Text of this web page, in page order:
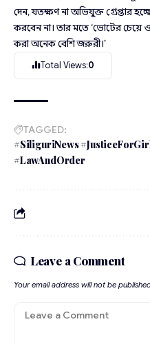
দেন, যতক্ষণ না অভিযুক্ত গ্রেপ্তার
করবেন না। তার মতে ‘ভোটের চেয়ে
করা অনেক বেশি জরুরী।’
Total Views:0
TAGGED:
#SiliguriNews
#LawAndOrder
Leave a Comment
Your email address will not be